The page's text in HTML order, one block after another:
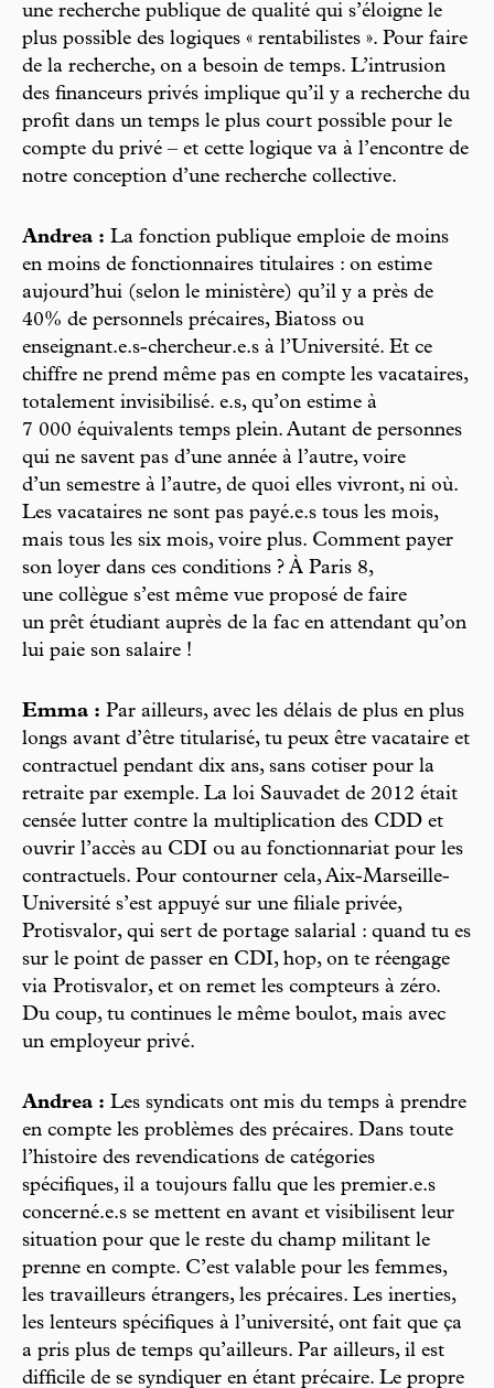
une recherche publique de qualité qui s’éloigne le
plus possible des logiques « rentabilistes ». Pour faire
de la recherche, on a besoin de temps. L’intrusion
des financeurs privés implique qu’il y a recherche du
profit dans un temps le plus court possible pour le
compte du privé – et cette logique va à l’encontre de
notre conception d’une recherche collective.
Andrea : La fonction publique emploie de moins
en moins de fonctionnaires titulaires : on estime
aujourd’hui (selon le ministère) qu’il y a près de
40% de personnels précaires, Biatoss ou
enseignant.e.s-chercheur.e.s à l’Université. Et ce
chiffre ne prend même pas en compte les vacataires,
totalement invisibilisé. e.s, qu’on estime à
7 000 équivalents temps plein. Autant de personnes
qui ne savent pas d’une année à l’autre, voire
d’un semestre à l’autre, de quoi elles vivront, ni où.
Les vacataires ne sont pas payé.e.s tous les mois,
mais tous les six mois, voire plus. Comment payer
son loyer dans ces conditions ? À Paris 8,
une collègue s’est même vue proposé de faire
un prêt étudiant auprès de la fac en attendant qu’on
lui paie son salaire !
Emma : Par ailleurs, avec les délais de plus en plus
longs avant d’être titularisé, tu peux être vacataire et
contractuel pendant dix ans, sans cotiser pour la
retraite par exemple. La loi Sauvadet de 2012 était
censée lutter contre la multiplication des CDD et
ouvrir l’accès au CDI ou au fonctionnariat pour les
contractuels. Pour contourner cela, Aix-Marseille-
Université s’est appuyé sur une filiale privée,
Protisvalor, qui sert de portage salarial : quand tu es
sur le point de passer en CDI, hop, on te réengage
via Protisvalor, et on remet les compteurs à zéro.
Du coup, tu continues le même boulot, mais avec
un employeur privé.
Andrea : Les syndicats ont mis du temps à prendre
en compte les problèmes des précaires. Dans toute
l’histoire des revendications de catégories
spécifiques, il a toujours fallu que les premier.e.s
concerné.e.s se mettent en avant et visibilisent leur
situation pour que le reste du champ militant le
prenne en compte. C’est valable pour les femmes,
les travailleurs étrangers, les précaires. Les inerties,
les lenteurs spécifiques à l’université, ont fait que ça
a pris plus de temps qu’ailleurs. Par ailleurs, il est
difficile de se syndiquer en étant précaire. Le propre